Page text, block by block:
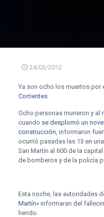
24/03/2012
Ya son ocho los muertos por
Corrientes
Ocho personas murieron y al
cuando se desplomó un
construcción, informaron
ocurrió pasadas las 13 en
San Martín al 600 de la
de bomberos y de la policía
Esta noche, las autoridades
Martín» informaran del
herido.